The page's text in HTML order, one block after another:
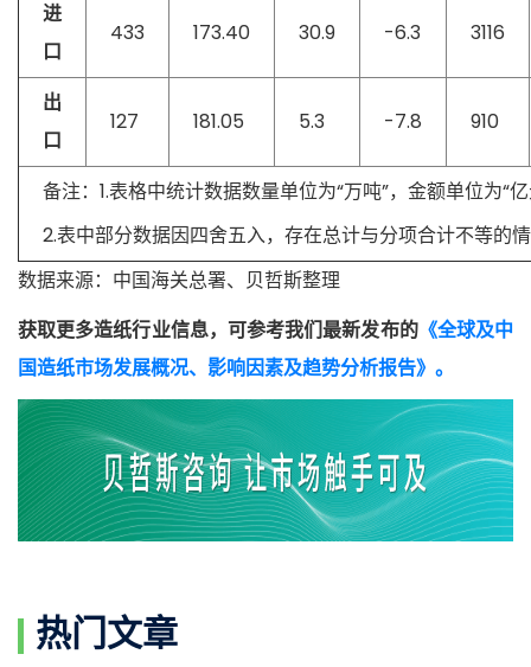
进
口
433 173.40 30.9 -6.3 3116
出
口
127 181.05 5.3 -7.8 910
备注：1.表格中统计数据数量单位为“万吨”，金额单位为“
2.表中部分数据因四舍五入，存在总计与分项合计不等的
数据来源：中国海关总署、贝哲斯整理
获取更多造纸行业信息，可参考我们最新发布的《全球及中
国造纸市场发展概况、影响因素及趋势分析报告》。
热门文章